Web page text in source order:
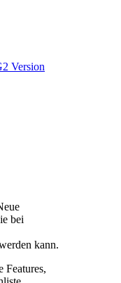
Version
bei
kann.
Features,